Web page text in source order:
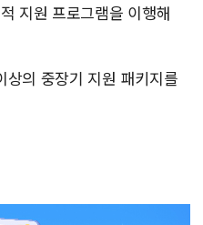
지원 프로그램을 이행해
의 중장기 지원 패키지를